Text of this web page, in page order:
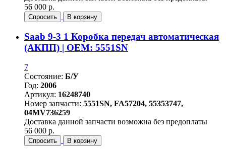
56 000 р.
Спросить В корзину
Saab 9-3 1 Коробка передач автоматическая
(АКПП) | OEM: 5551SN
7
Состояние: Б/У
Год: 2006
Артикул: 16248740
Номер запчасти: 5551SN, FA57204, 55353747,
04MV736259
Доставка данной запчасти возможна без предоплаты
56 000 р.
Спросить В корзину